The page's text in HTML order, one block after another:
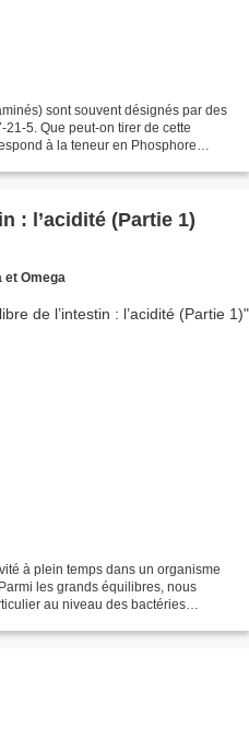
sont souvent désignés par des
5. Que peut-on tirer de cette
à la teneur en Phosphore
: l’acidité (Partie 1)
et Omega
à plein temps dans un organisme
les grands équilibres, nous
au niveau des bactéries